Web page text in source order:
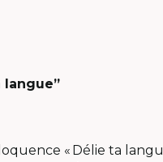
langue”
« Délie ta